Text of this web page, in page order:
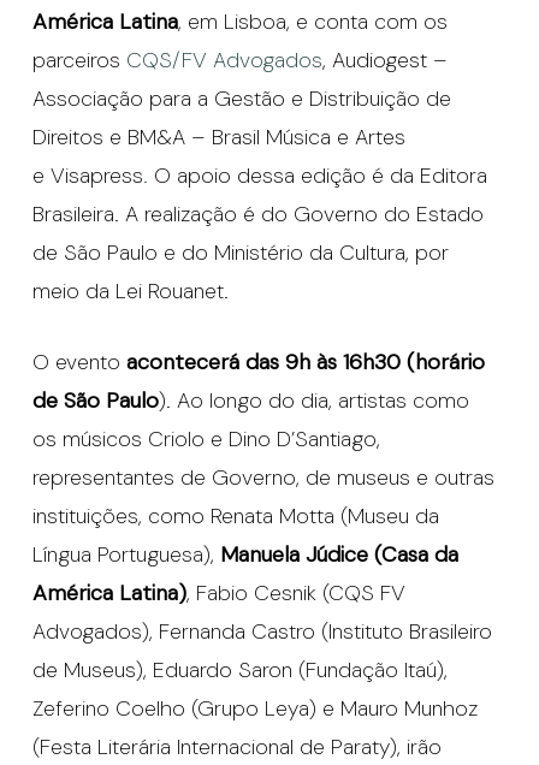
América Latina, em Lisboa, e conta com os
parceiros CQS/FV Advogados, Audiogest –
Associação para a Gestão e Distribuição de
Direitos e BM&A – Brasil Música e Artes
e Visapress. O apoio dessa edição é da Editora
Brasileira. A realização é do Governo do Estado
de São Paulo e do Ministério da Cultura, por
meio da Lei Rouanet.
O evento acontecerá das 9h às 16h30 (horário
de São Paulo). Ao longo do dia, artistas como
os músicos Criolo e Dino D’Santiago,
representantes de Governo, de museus e outras
instituições, como Renata Motta (Museu da
Língua Portuguesa), Manuela Júdice (Casa da
América Latina), Fabio Cesnik (CQS FV
Advogados), Fernanda Castro (Instituto Brasileiro
de Museus), Eduardo Saron (Fundação Itaú),
Zeferino Coelho (Grupo Leya) e Mauro Munhoz
(Festa Literária Internacional de Paraty), irão